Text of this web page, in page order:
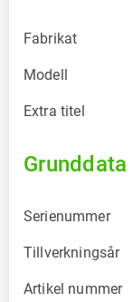
Fabrikat
Modell
Extra titel
Grunddata
Serienummer
Tillverkningsår
Artikel nummer